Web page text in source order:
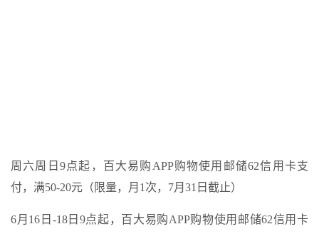
周六周日9点起，百大易购APP购物使用邮储62信用卡支
付，满50-20元（限量，月1次，7月31日截止）
6月16日-18日9点起，百大易购APP购物使用邮储62信用卡